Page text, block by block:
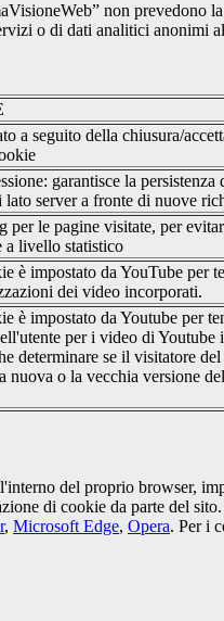
non prevedono
o di dati analitici anonimi
a seguito della chiusura/
garantisce la persistenza
server a fronte di nuove
per le pagine visitate, per
a livello statistico
è impostato da YouTube per
dei video incorporati.
è impostato da Youtube per
per i video di Youtube
determinare se il visitatore
nuova o la vecchia versione
del proprio browser,
di cookie da parte del
, Microsoft Edge, Opera. Per i